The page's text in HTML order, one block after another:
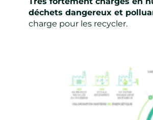
déchets dangereux et
charge pour les recycler.